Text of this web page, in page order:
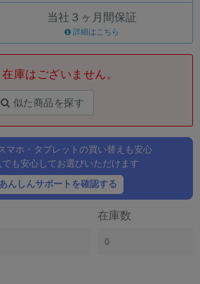
当社３ヶ月間保証
詳細はこちら
庫はございません。
似た商品を探す
マホ・タブレットの買い替えも安心
も安心してお選びいただけます
んしんサポートを確認する
在庫数
0
ど